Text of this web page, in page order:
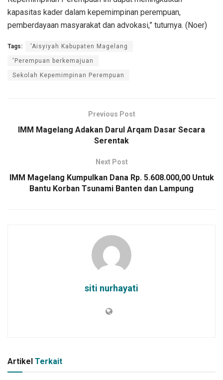
kapasitas kader dalam kepemimpinan perempuan,
pemberdayaan masyarakat dan advokasi,” tuturnya. (Noer)
Tags: 'Aisyiyah Kabupaten Magelang
'Perempuan berkemajuan
Sekolah Kepemimpinan Perempuan
Previous Post
IMM Magelang Adakan Darul Arqam Dasar Secara
Serentak
Next Post
IMM Magelang Kumpulkan Dana Rp. 5.608.000,00 Untuk
Bantu Korban Tsunami Banten dan Lampung
siti nurhayati
Artikel Terkait